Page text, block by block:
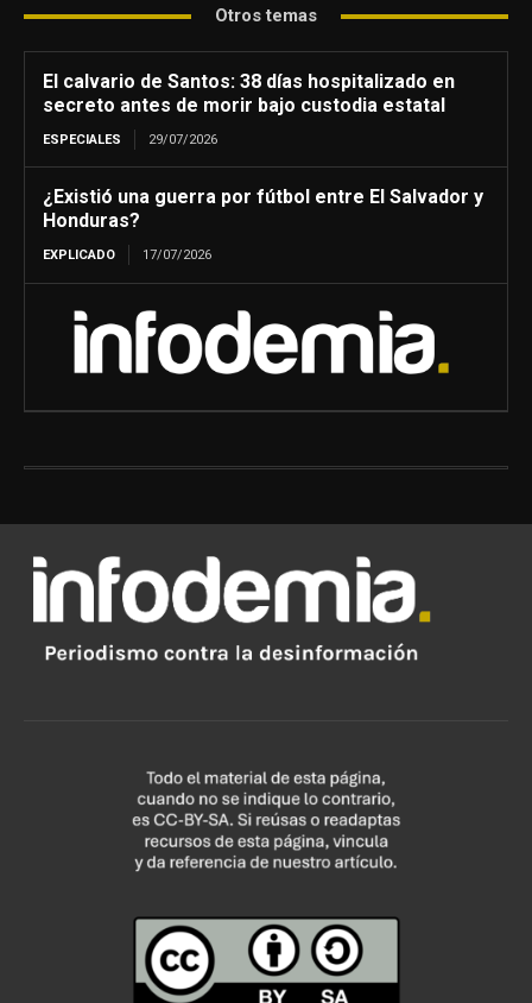
Otros temas
El calvario de Santos: 38 días hospitalizado en
secreto antes de morir bajo custodia estatal
ESPECIALES 29/07/2026
¿Existió una guerra por fútbol entre El Salvador y
Honduras?
EXPLICADO 17/07/2026